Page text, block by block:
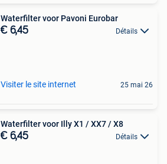
Waterfilter voor Pavoni Eurobar
€ 6,45 Détails
Visiter le site internet 25 mai 26
Waterfilter voor Illy X1 / XX7 / X8
€ 6,45 Détails